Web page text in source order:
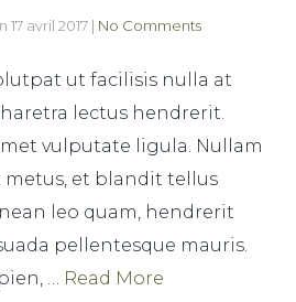
17 avril 2017 | No Comments
ut facilisis nulla at
lectus hendrerit.
vulputate ligula. Nullam
et blandit tellus
leo quam, hendrerit
pellentesque mauris.
… Read More